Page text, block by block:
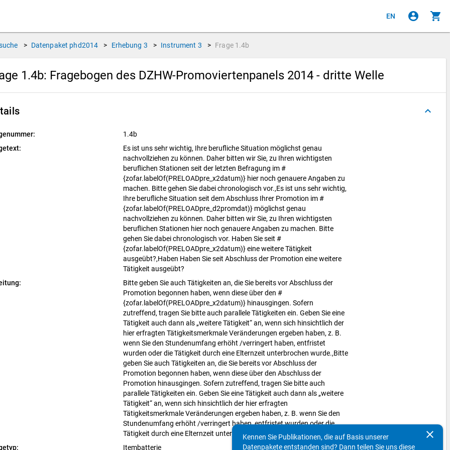
EN account_circle shopping_cart
> Datenpaket phd2014 > Erhebung 3 > Instrument 3 > Frage 1.4b
1.4b: Fragebogen des DZHW-Promoviertenpanels 2014 - dritte Welle
keyboard_arrow_up
1.4b
Es ist uns sehr wichtig, Ihre berufliche Situation möglichst genau
nachvollziehen zu können. Daher bitten wir Sie, zu Ihren wichtigsten
beruflichen Stationen seit der letzten Befragung im #
{zofar.labelOf(PRELOADpre_x2datum)} hier noch genauere Angaben zu
machen. Bitte gehen Sie dabei chronologisch vor.,Es ist uns sehr wichtig,
Ihre berufliche Situation seit dem Abschluss Ihrer Promotion im #
{zofar.labelOf(PRELOADpre_d2promdat)} möglichst genau
nachvollziehen zu können. Daher bitten wir Sie, zu Ihren wichtigsten
beruflichen Stationen hier noch genauere Angaben zu machen. Bitte
gehen Sie dabei chronologisch vor. Haben Sie seit #
{zofar.labelOf(PRELOADpre_x2datum)} eine weitere Tätigkeit
ausgeübt?,Haben Haben Sie seit Abschluss der Promotion eine weitere
Tätigkeit ausgeübt?
Bitte geben Sie auch Tätigkeiten an, die Sie bereits vor Abschluss der
Promotion begonnen haben, wenn diese über den #
{zofar.labelOf(PRELOADpre_x2datum)} hinausgingen. Sofern
zutreffend, tragen Sie bitte auch parallele Tätigkeiten ein. Geben Sie eine
Tätigkeit auch dann als „weitere Tätigkeit“ an, wenn sich hinsichtlich der
hier erfragten Tätigkeitsmerkmale Veränderungen ergeben haben, z. B.
wenn Sie den Stundenumfang erhöht /verringert haben, entfristet
wurden oder die Tätigkeit durch eine Elternzeit unterbrochen wurde.,Bitte
geben Sie auch Tätigkeiten an, die Sie bereits vor Abschluss der
Promotion begonnen haben, wenn diese über den Abschluss der
Promotion hinausgingen. Sofern zutreffend, tragen Sie bitte auch
parallele Tätigkeiten ein. Geben Sie eine Tätigkeit auch dann als „weitere
Tätigkeit“ an, wenn sich hinsichtlich der hier erfragten
Tätigkeitsmerkmale Veränderungen ergeben haben, z. B. wenn Sie den
Stundenumfang erhöht /verringert haben, entfristet wurden oder die
Tätigkeit durch eine Elternzeit unterbrochen wurde.
Itembatterie
clear
Kennen Sie Publikationen, die auf Basis unserer
Datenpakete entstanden sind? Dann teilen Sie uns diese